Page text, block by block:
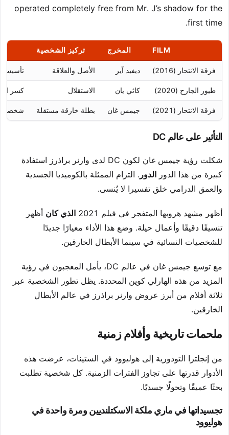
operated completely free from Mr. J’s shadow for the
first time.
FILM المخرج تركيز الشخصية
فرقة الانتحار (2016) ديفيد آير الأصل والعلاقة تأسيس
طيور الجارح (2020) كاثي يان الاستقلال كسر
فرقة الانتحار (2021) جيمس غان بطلة خارقة مستقلة شخصية
التأثير على عالم DC
شكلت رؤية جيمس غان لكون DC لدى وارنر براذرز استفادة
كبيرة من هذا الدور الدور . التزام الممثلة بالكوميديا الجسدية
والعمق الدرامي خلق تفسيرا لا يُنسى.
أظهر مشهد هروبها المتفجر في فيلم 2021 الذي كان أظهر
تنسيقًا دقيقًا وأعمال حيلة. وضع هذا الأداء معيارًا جديدًا
للشخصيات النسائية في سينما الأبطال الخارقين.
مع توسع جيمس غان في عالم DC، يأمل المعجبون في رؤية
المزيد من هذه الهارلي كوين المحددة. يظل تطور الشخصية عبر
ثلاثة أفلام من أبرز عروض وارنر براذرز في عالم الأبطال
الخارقين.
ملحمات تاريخية وأفلام زمنية
من إنجلترا التودورية إلى هوليوود في الستينات، عرضت هذه
الأدوار قدرتها على تجاوز الفترات الزمنية. كل شخصية تطلبت
بحثًا عميقًا وتحولًا جسديًا.
تجسيداتها في ماري ملكة الاسكتلنديين ومرة واحدة في
هوليوود